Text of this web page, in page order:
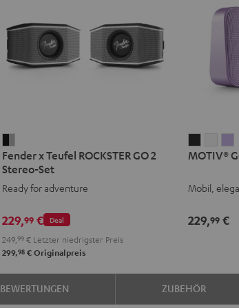
x
Teufel
ROCKSTER
2
Stereo-
Set
Black
&
Fender x Teufel ROCKSTER GO 2
Stereo-Set
Ready for adventure
Deal
229,99€
249, 99€Letzter niedrigster Preis
299,98€Originalpreis
GO
Night
GO
Silver
MOTIV®
Mobil,
229,99 €
BEWERTUNGEN ZUBEHÖR